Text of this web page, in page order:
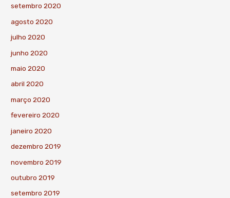
setembro 2020
agosto 2020
julho 2020
junho 2020
maio 2020
abril 2020
março 2020
fevereiro 2020
janeiro 2020
dezembro 2019
novembro 2019
outubro 2019
setembro 2019